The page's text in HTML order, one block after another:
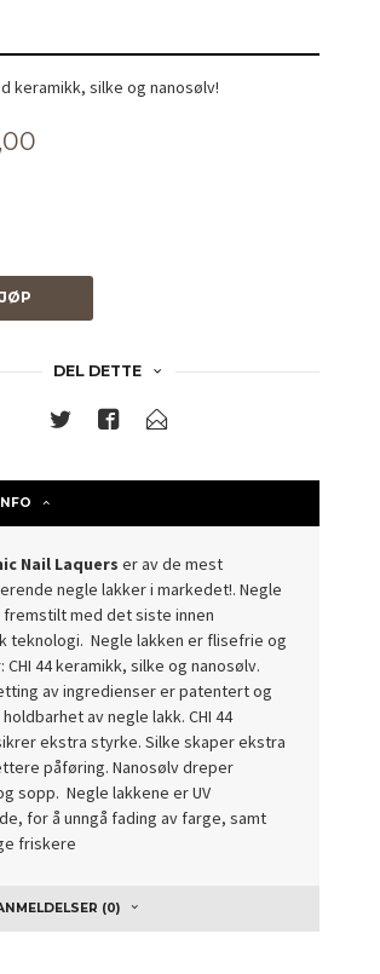
keramikk, silke og nanosølv!
DEL DETTE
Nail Laquers er av de mest
negle lakker i markedet!. Negle
fremstilt med det siste innen
teknologi. Negle lakken er flisefrie og
CHI 44 keramikk, silke og nanosølv.
av ingredienser er patentert og
av negle lakk. CHI 44
ekstra styrke. Silke skaper ekstra
påføring. Nanosølv dreper
sopp. Negle lakkene er UV
for å unngå fading av farge, samt
friskere
(0)